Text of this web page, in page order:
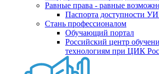
Равные права - равные
Паспорта доступности
Стань профессионалом
Обучающий портал
Российский центр
технологиям при ЦИК